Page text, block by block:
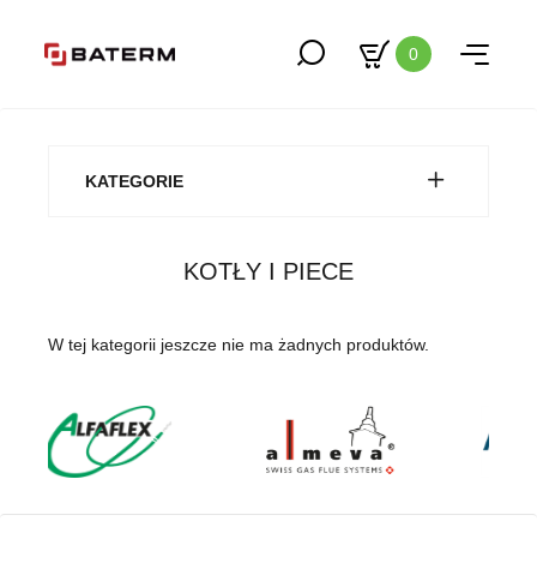
0
KATEGORIE
KOTŁY I PIECE
W tej kategorii jeszcze nie ma żadnych produktów.